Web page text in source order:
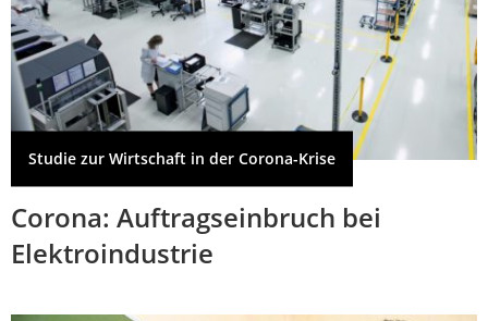
Studie zur Wirtschaft in der Corona-Krise
Corona: Auftragseinbruch bei
Elektroindustrie